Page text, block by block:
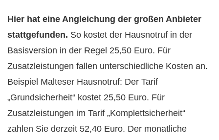
Hier hat eine Angleichung der großen Anbieter
stattgefunden. So kostet der Hausnotruf in der
Basisversion in der Regel 25,50 Euro. Für
Zusatzleistungen fallen unterschiedliche Kosten an.
Beispiel Malteser Hausnotruf: Der Tarif
„Grundsicherheit“ kostet 25,50 Euro. Für
Zusatzleistungen im Tarif „Komplettsicherheit“
zahlen Sie derzeit 52,40 Euro. Der monatliche